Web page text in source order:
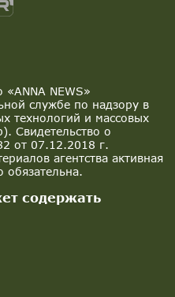
NEWS»
службе по надзору в
технологий и массовых
Свидетельство о
от 07.12.2018 г.
агентства активная
обязательна.
содержать